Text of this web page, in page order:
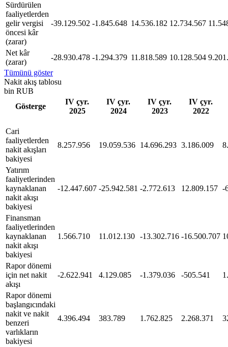
Sürdürülen
faaliyetlerden
gelir vergisi
öncesi kâr
(zarar)
-39.129.502 -1.845.648 14.536.182 12.734.567
Net kâr
(zarar)
-28.930.478 -1.294.379 11.818.589 10.128.504
Tümünü göster
Nakit akış tablosu
bin RUB
Gösterge
IV çyr.
2025
IV çyr.
2024
IV çyr.
2023
IV çyr.
2022
Cari
faaliyetlerden
nakit akışları
bakiyesi
8.257.956 19.059.536 14.696.293 3.186.009
Yatırım
faaliyetlerinden
kaynaklanan
nakit akışı
bakiyesi
-12.447.607 -25.942.581 -2.772.613 12.809.157 -
Finansman
faaliyetlerinden
kaynaklanan
nakit akışı
bakiyesi
1.566.710 11.012.130 -13.302.716 -16.500.707
Rapor dönemi
için net nakit
akışı
-2.622.941 4.129.085 -1.379.036 -505.541
Rapor dönemi
başlangıcındaki
nakit ve nakit
benzeri
varlıkların
bakiyesi
4.396.494 383.789 1.762.825 2.268.371